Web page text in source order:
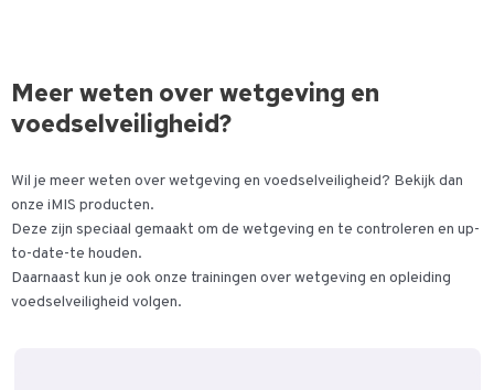
Meer weten over wetgeving en
voedselveiligheid?
Wil je meer weten over wetgeving en voedselveiligheid? Bekijk dan
onze iMIS producten.
Deze zijn speciaal gemaakt om de wetgeving en te controleren en up-
to-date-te houden.
Daarnaast kun je ook onze trainingen over wetgeving en opleiding
voedselveiligheid volgen.